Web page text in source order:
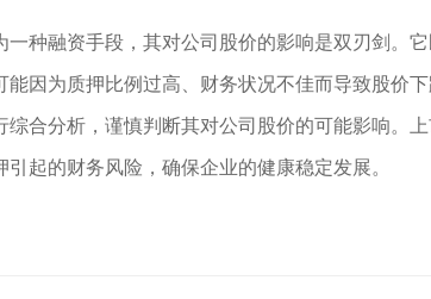
一种融资手段，其对公司股价的影响是双刃剑。
能因为质押比例过高、财务状况不佳而导致股价
综合分析，谨慎判断其对公司股价的可能影响。
起的财务风险，确保企业的健康稳定发展。